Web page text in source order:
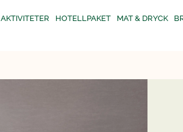
AKTIVITETER HOTELLPAKET MAT & DRYCK